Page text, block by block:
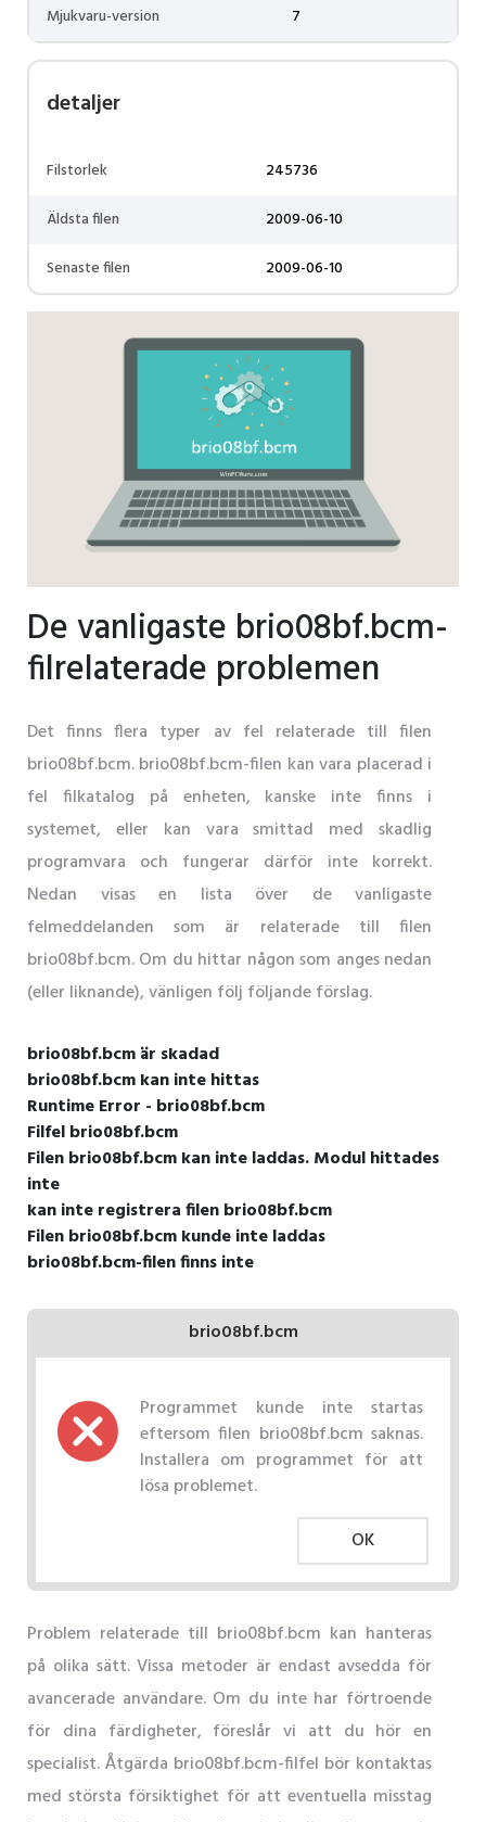
Mjukvaru-version 7
detaljer
Filstorlek
245736
Äldsta filen
2009-06-10
Senaste filen
2009-06-10
De vanligaste brio08bf.bcm-
filrelaterade problemen
Det finns flera typer av fel relaterade till filen
brio08bf.bcm. brio08bf.bcm-filen kan vara placerad i
fel filkatalog på enheten, kanske inte finns i
systemet, eller kan vara smittad med skadlig
programvara och fungerar därför inte korrekt.
Nedan visas en lista över de vanligaste
felmeddelanden som är relaterade till filen
brio08bf.bcm. Om du hittar någon som anges nedan
(eller liknande), vänligen följ följande förslag.
brio08bf.bcm är skadad
brio08bf.bcm kan inte hittas
Runtime Error - brio08bf.bcm
Filfel brio08bf.bcm
Filen brio08bf.bcm kan inte laddas. Modul hittades
inte
kan inte registrera filen brio08bf.bcm
Filen brio08bf.bcm kunde inte laddas
brio08bf.bcm-filen finns inte
brio08bf.bcm
Programmet kunde inte startas
eftersom filen brio08bf.bcm saknas.
Installera om programmet för att
lösa problemet.
OK
Problem relaterade till brio08bf.bcm kan hanteras
på olika sätt. Vissa metoder är endast avsedda för
avancerade användare. Om du inte har förtroende
för dina färdigheter, föreslår vi att du hör en
specialist. Åtgärda brio08bf.bcm-filfel bör kontaktas
med största försiktighet för att eventuella misstag